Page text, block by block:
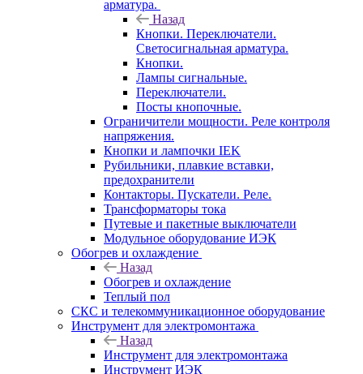
арматура.
Назад
Кнопки. Переключатели.
Светосигнальная арматура.
Кнопки.
Лампы сигнальные.
Переключатели.
Посты кнопочные.
Ограничители мощности. Реле контроля
напряжения.
Кнопки и лампочки IEK
Рубильники, плавкие вставки,
предохранители
Контакторы. Пускатели. Реле.
Трансформаторы тока
Путевые и пакетные выключатели
Модульное оборудование ИЭК
Обогрев и охлаждение
Назад
Обогрев и охлаждение
Теплый пол
СКС и телекоммуникационное оборудование
Инструмент для электромонтажа
Назад
Инструмент для электромонтажа
Инструмент ИЭК